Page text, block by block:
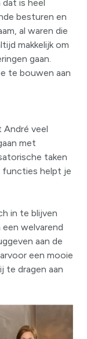
is heel
besturen en
al waren die
makkelijk om
gaan.
te bouwen aan
André veel
met
taken
functies helpt je
in te blijven
welvarend
aan de
een mooie
te dragen aan